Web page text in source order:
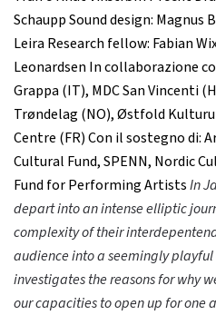
Schaupp Sound design: Magnus
Leira Research fellow: Fabian
Leonardsen In collaborazione
Grappa (IT), MDC San Vincenti
Trøndelag (NO), Østfold
Centre (FR) Con il sostegno di:
Cultural Fund, SPENN, Nordic
Fund for Performing ArtistsIn
depart into an intense elliptic
complexity of their
audience into a seemingly
investigates the reasons for why
our capacities to open up for one